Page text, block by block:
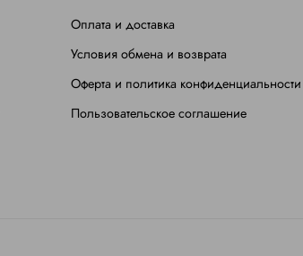
Оплата и доставка
Условия обмена и возврата
Оферта и политика конфиденциальности
Пользовательское соглашение